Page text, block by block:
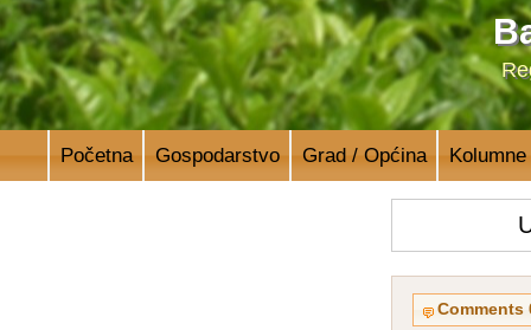
Početna Gospodarstvo Grad / Općina Kolumne
0